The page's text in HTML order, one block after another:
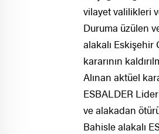
vilayet valilikleri
Duruma üzülen
alakalı Eskişehir
kararının
Alınan aktüel
ESBALDER
ve alakadan
Bahisle alakalı